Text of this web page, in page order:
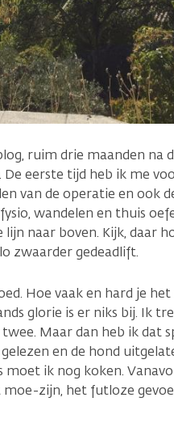
ruim drie maanden na
eerste tijd heb ik me
van de operatie en ook
wandelen en thuis
naar boven. Kijk, daar
zwaarder gedeadlift.
Hoe vaak en hard je
glorie is er niks bij. Ik
Maar dan heb ik dat
en de hond
ik nog koken.
zijn, het futloze